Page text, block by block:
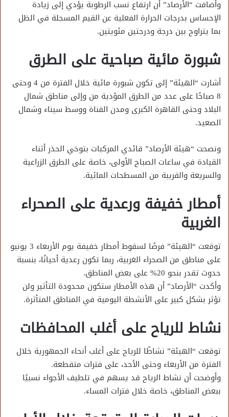
وأضافت “الأرصاد” أن ارتفاع نسب الرطوبة يؤدي إلى زيادة
الإحساس بدرجات الحرارة الفعلية عن القيم المسجلة في الظل
بما يتراوح بين درجة ودرجتين مئويتين.
شبورة مائية صباحية على الطرق
أشارت “الهيئة” إلى تكون شبورة مائية خلال الفترة من 4 وحتى
8 صباحًا على عدد من الطرق المؤدية من وإلى مناطق شمال
البلاد وحتى القاهرة الكبرى ومدن القناة ووسط سيناء وشمال
الصعيد.
ونصحت “هيئة الأرصاد” قائدي المركبات بتوخي الحذر أثناء
القيادة في ساعات الصباح الأولى، خاصة على الطرق الزراعية
والسريعة والقريبة من المسطحات المائية.
أمطار خفيفة ورعدية على الصحراء
الغربية
توقعت “الهيئة” فرصًا لسقوط أمطار خفيفة يوم الأربعاء 3 يونيو
على مناطق من الصحراء الغربية، ربما تكون رعدية أحيانًا، بنسبة
حدوث تقدر بنحو 20% على بعض المناطق.
وأكدت “الأرصاد” أن هذه الأمطار ستكون محدودة التأثير ولن
تؤثر بشكل كبير على الأنشطة اليومية في المناطق المتأثرة.
نشاط للرياح على أغلب المحافظات
توقعت “الهيئة” نشاطًا للرياح على أغلب أنحاء الجمهورية خلال
الفترة من الأربعاء وحتى الأحد، على فترات متقطعة.
وأوضحت أن نشاط الرياح قد يسهم في تلطيف الأجواء نسبيًا
ببعض المناطق، خاصة خلال فترات المساء.